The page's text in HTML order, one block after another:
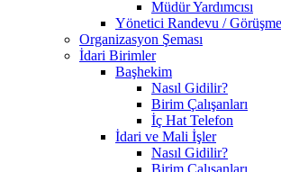
Müdür Yardımcısı
Yönetici Randevu /
Organizasyon Şeması
İdari Birimler
Başhekim
Nasıl Gidilir?
Birim Çalışanları
İç Hat Telefon
İdari ve Mali İşler
Nasıl Gidilir?
Birim Çalışanları